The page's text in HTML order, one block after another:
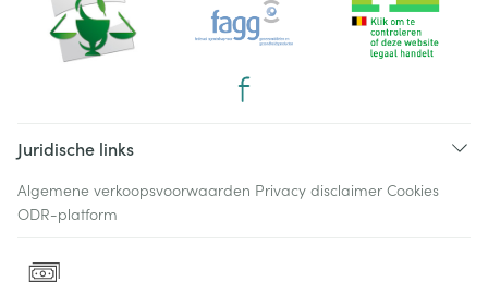
Juridische links
Algemene verkoopsvoorwaarden Privacy disclaimer Cookies
ODR-platform